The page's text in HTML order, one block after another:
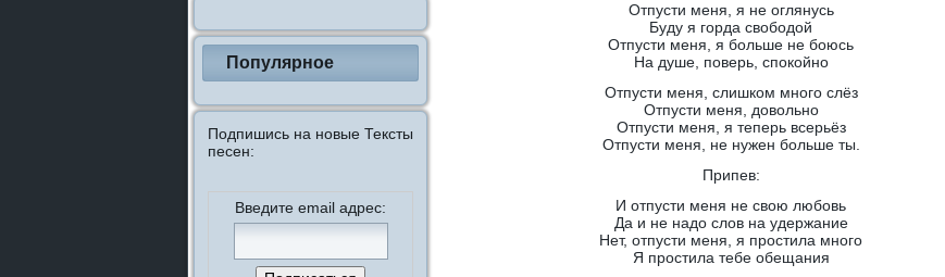
Популярное
Подпишись на новые Тексты
песен:
Введите email адрес:
Отпусти меня, я не оглянусь
Буду я горда свободой
Отпусти меня, я больше не боюсь
На душе, поверь, спокойно
Отпусти меня, слишком много слёз
Отпусти меня, довольно
Отпусти меня, я теперь всерьёз
Отпусти меня, не нужен больше ты.
Припев:
И отпусти меня не свою любовь
Да и не надо слов на удержание
Нет, отпусти меня, я простила много
Я простила тебе обещания